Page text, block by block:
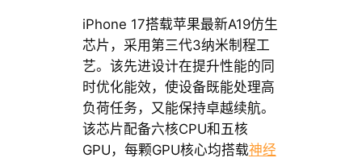
iPhone 17搭载苹果最新A19仿生
芯片，采用第三代3纳米制程工
艺。该先进设计在提升性能的同
时优化能效，使设备既能处理高
负荷任务，又能保持卓越续航。
该芯片配备六核CPU和五核
GPU，每颗GPU核心均搭载神经